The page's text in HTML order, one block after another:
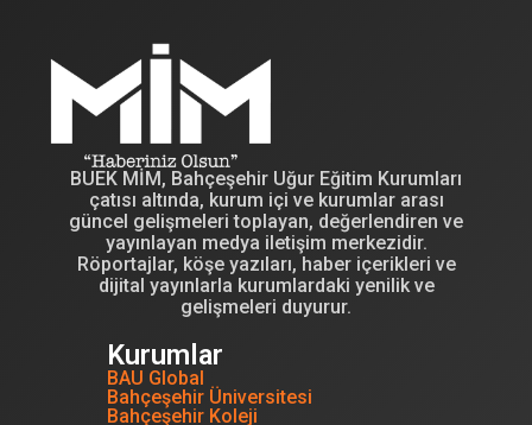
BUEK MİM, Bahçeşehir Uğur Eğitim Kurumları
çatısı altında, kurum içi ve kurumlar arası
güncel gelişmeleri toplayan, değerlendiren ve
yayınlayan medya iletişim merkezidir.
Röportajlar, köşe yazıları, haber içerikleri ve
dijital yayınlarla kurumlardaki yenilik ve
gelişmeleri duyurur.
Kurumlar
BAU Global
Bahçeşehir Üniversitesi
Bahçeşehir Koleji